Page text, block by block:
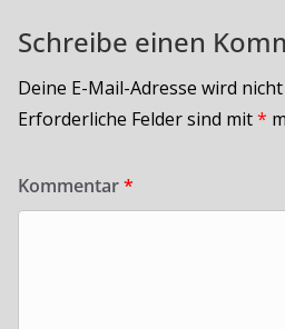
Schreibe einen
Deine E-Mail-Adresse wird
Erforderliche Felder sind mit*
Kommentar*